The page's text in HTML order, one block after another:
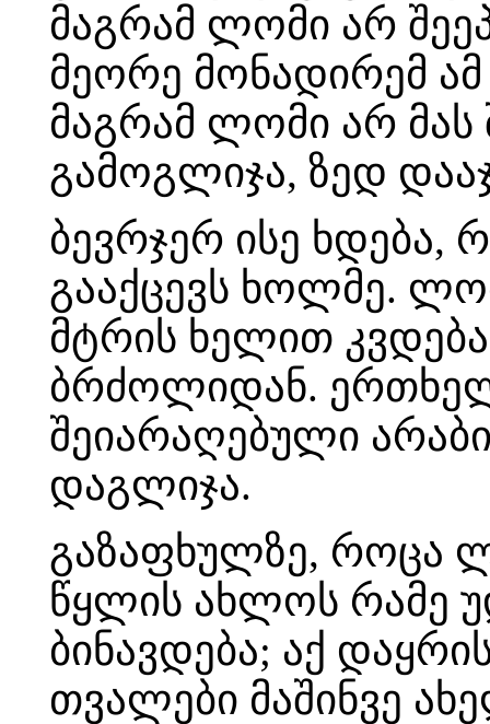
მაგრამ ლომი არ
მეორე მონადირემ
მაგრამ ლომი არ მას
გამოგლიჯა, ზედ
ბევრჯერ ისე ხდება,
გააქცევს ხოლმე.
მტრის ხელით
ბრძოლიდან.
შეიარაღებული
დაგლიჯა.
გაზაფხულზე, როცა
წყლის ახლოს რამე
ბინავდება; აქ
თვალები მაშინვე